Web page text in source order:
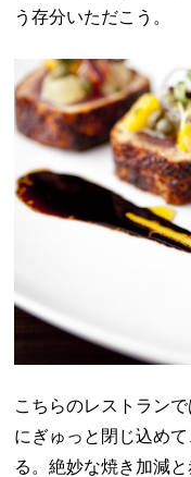
う存分いただこう。
こちらのレストラン
にぎゅっと閉じ込め
る。絶妙な焼き加減